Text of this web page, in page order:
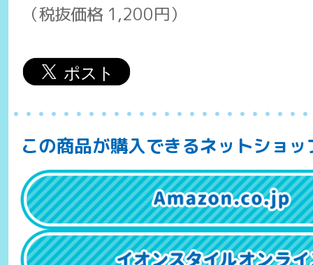
（税抜価格 1,200円）
この商品が購入できるネットショッ